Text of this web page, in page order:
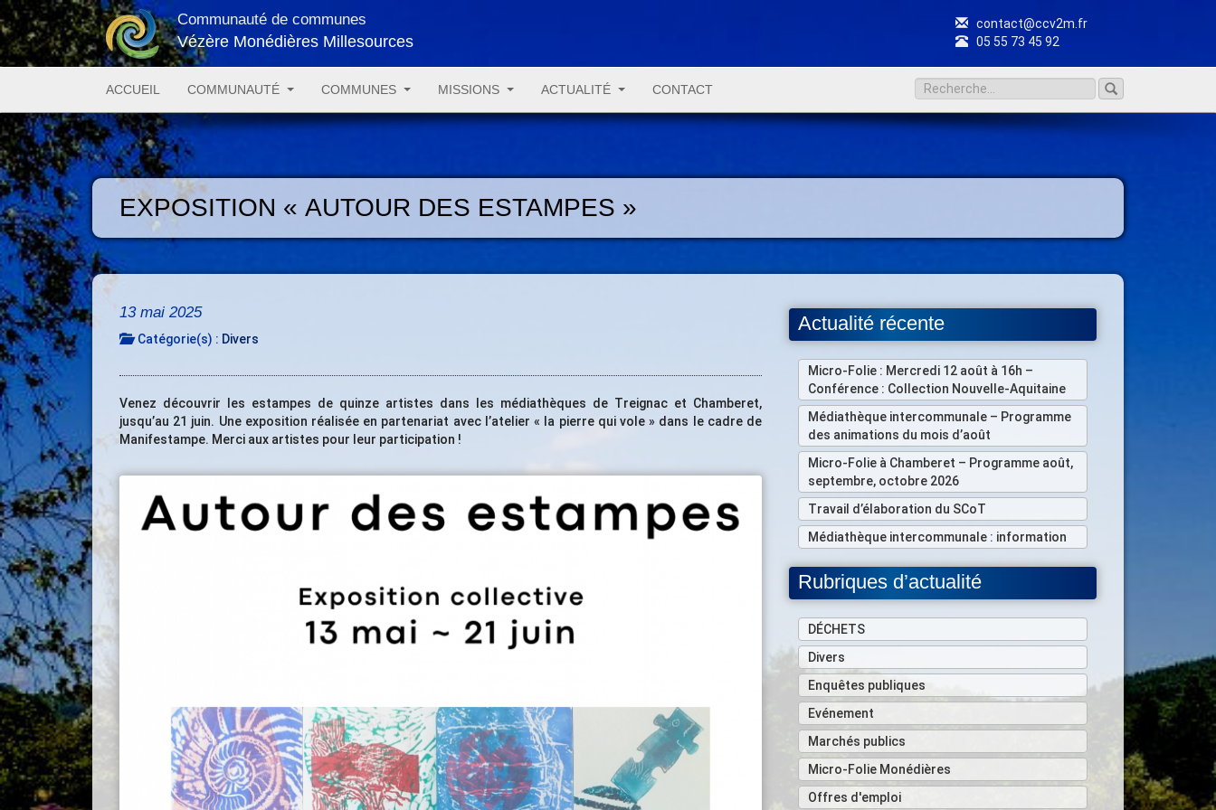
Communauté de communes
Vézère Monédières Millesources
contact@ccv2m.fr
05 55 73 45 92
ACCUEIL COMMUNAUTÉ COMMUNES MISSIONS ACTUALITÉ CONTACT
EXPOSITION « AUTOUR DES ESTAMPES »
13 mai 2025
Catégorie(s) : Divers
Venez découvrir les estampes de quinze artistes dans les médiathèques de Treignac et Chamberet,
jusqu’au 21 juin. Une exposition réalisée en partenariat avec l’atelier « la pierre qui vole » dans le cadre de
Manifestampe. Merci aux artistes pour leur participation !
Actualité récente
Micro-Folie : Mercredi 12 août à 16h –
Conférence : Collection Nouvelle-Aquitaine
Médiathèque intercommunale – Programme
des animations du mois d’août
Micro-Folie à Chamberet – Programme août,
septembre, octobre 2026
Travail d’élaboration du SCoT
Médiathèque intercommunale : information
Rubriques d’actualité
DÉCHETS
Divers
Enquêtes publiques
Evénement
Marchés publics
Micro-Folie Monédières
Offres d'emploi